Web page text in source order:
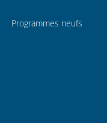
Programmes neufs